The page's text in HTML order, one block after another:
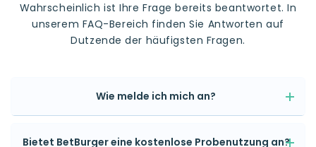
Wahrscheinlich ist Ihre Frage bereits beantwortet. In
unserem FAQ-Bereich finden Sie Antworten auf
Dutzende der häufigsten Fragen.
Wie melde ich mich an?
Bietet BetBurger eine kostenlose Probenutzung an?